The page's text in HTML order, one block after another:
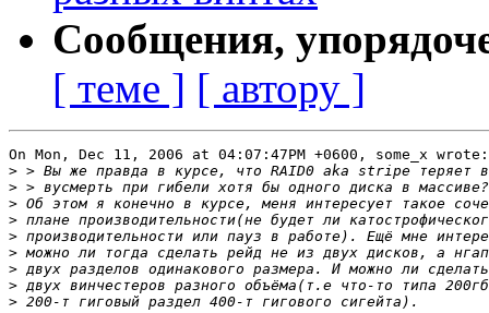
Сообщения,
[ теме ] [ автору ]
On Mon, Dec 11, 2006 at 04:07:47PM +0600, some_x wrote:
>
>
>
>
>
>
>
>
>